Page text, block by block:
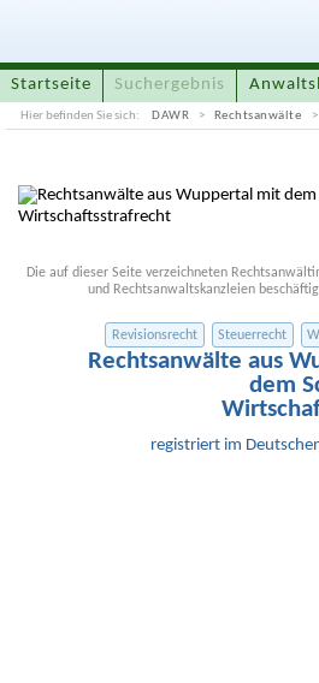
Startseite Suchergebnis
Hier befinden Sie sich: DAWR Rechtsanwälte
Rechtsanwälte aus
dem
registriert im
Die auf dieser Seite verzeichneten
und Rechtsanwaltskanzleien
Revisionsrecht
Steuerrecht